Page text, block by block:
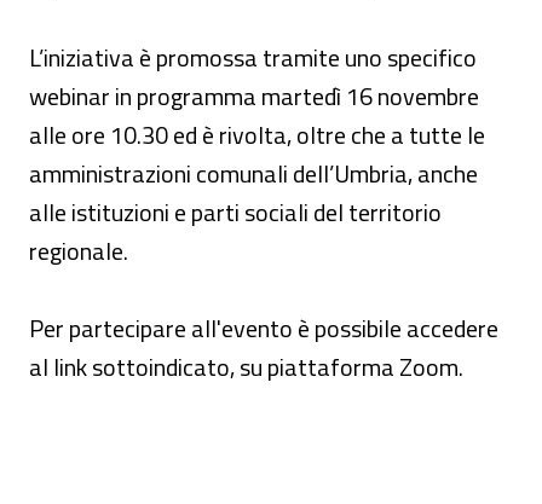
L’iniziativa è promossa tramite uno specifico
webinar in programma martedì 16 novembre
alle ore 10.30 ed è rivolta, oltre che a tutte le
amministrazioni comunali dell’Umbria, anche
alle istituzioni e parti sociali del territorio
regionale.
Per partecipare all'evento è possibile accedere
al link sottoindicato, su piattaforma Zoom.